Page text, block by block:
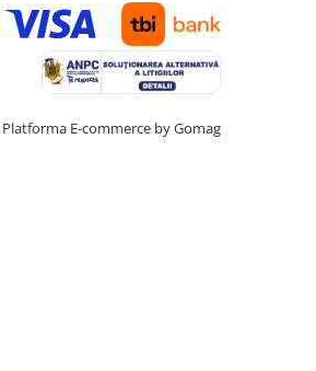
Platforma E-commerce by Gomag